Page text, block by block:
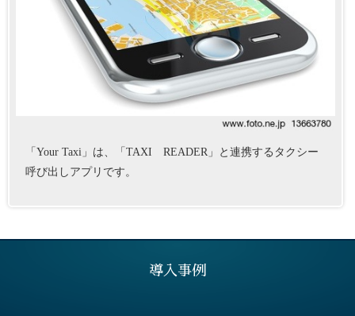
「Your Taxi」は、「TAXI READER」と連携するタクシー
呼び出しアプリです。
導入事例